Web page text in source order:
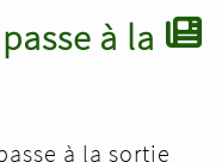
à la
à la sortie